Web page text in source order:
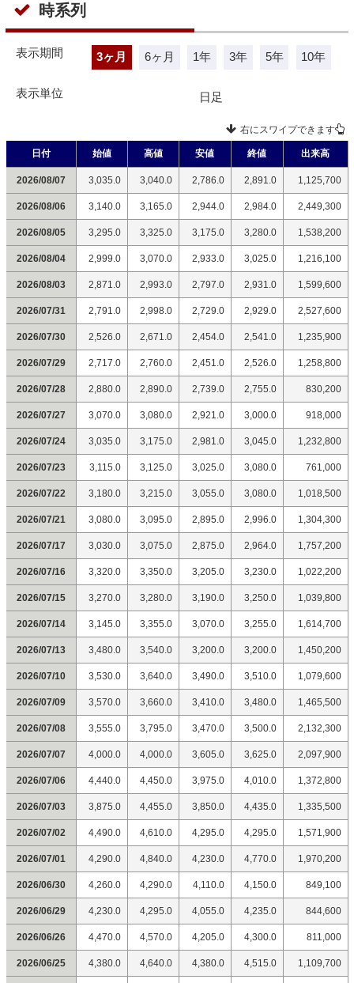
時系列
表示期間 3ヶ月 6ヶ月 1年 3年 5年 10年
表示単位 日足
右にスワイプできます
日付 始値 高値 安値 終値 出来高
2026/08/07 3,035.0 3,040.0 2,786.0 2,891.0 1,125,700
2026/08/06 3,140.0 3,165.0 2,944.0 2,984.0 2,449,300
2026/08/05 3,295.0 3,325.0 3,175.0 3,280.0 1,538,200
2026/08/04 2,999.0 3,070.0 2,933.0 3,025.0 1,216,100
2026/08/03 2,871.0 2,993.0 2,797.0 2,931.0 1,599,600
2026/07/31 2,791.0 2,998.0 2,729.0 2,929.0 2,527,600
2026/07/30 2,526.0 2,671.0 2,454.0 2,541.0 1,235,900
2026/07/29 2,717.0 2,760.0 2,451.0 2,526.0 1,258,800
2026/07/28 2,880.0 2,890.0 2,739.0 2,755.0 830,200
2026/07/27 3,070.0 3,080.0 2,921.0 3,000.0 918,000
2026/07/24 3,035.0 3,175.0 2,981.0 3,045.0 1,232,800
2026/07/23 3,115.0 3,125.0 3,025.0 3,080.0 761,000
2026/07/22 3,180.0 3,215.0 3,055.0 3,080.0 1,018,500
2026/07/21 3,080.0 3,095.0 2,895.0 2,996.0 1,304,300
2026/07/17 3,030.0 3,075.0 2,875.0 2,964.0 1,757,200
2026/07/16 3,320.0 3,350.0 3,205.0 3,230.0 1,022,200
2026/07/15 3,270.0 3,280.0 3,190.0 3,250.0 1,039,800
2026/07/14 3,145.0 3,355.0 3,070.0 3,255.0 1,614,700
2026/07/13 3,480.0 3,540.0 3,200.0 3,200.0 1,450,200
2026/07/10 3,530.0 3,640.0 3,490.0 3,510.0 1,079,600
2026/07/09 3,570.0 3,660.0 3,410.0 3,480.0 1,465,500
2026/07/08 3,555.0 3,795.0 3,470.0 3,500.0 2,132,300
2026/07/07 4,000.0 4,000.0 3,605.0 3,625.0 2,097,900
2026/07/06 4,440.0 4,450.0 3,975.0 4,010.0 1,372,800
2026/07/03 3,875.0 4,455.0 3,850.0 4,435.0 1,335,500
2026/07/02 4,490.0 4,610.0 4,295.0 4,295.0 1,571,900
2026/07/01 4,290.0 4,840.0 4,230.0 4,770.0 1,970,200
2026/06/30 4,260.0 4,290.0 4,110.0 4,150.0 849,100
2026/06/29 4,230.0 4,295.0 4,055.0 4,235.0 844,600
2026/06/26 4,470.0 4,570.0 4,205.0 4,300.0 811,000
2026/06/25 4,380.0 4,640.0 4,380.0 4,515.0 1,109,700